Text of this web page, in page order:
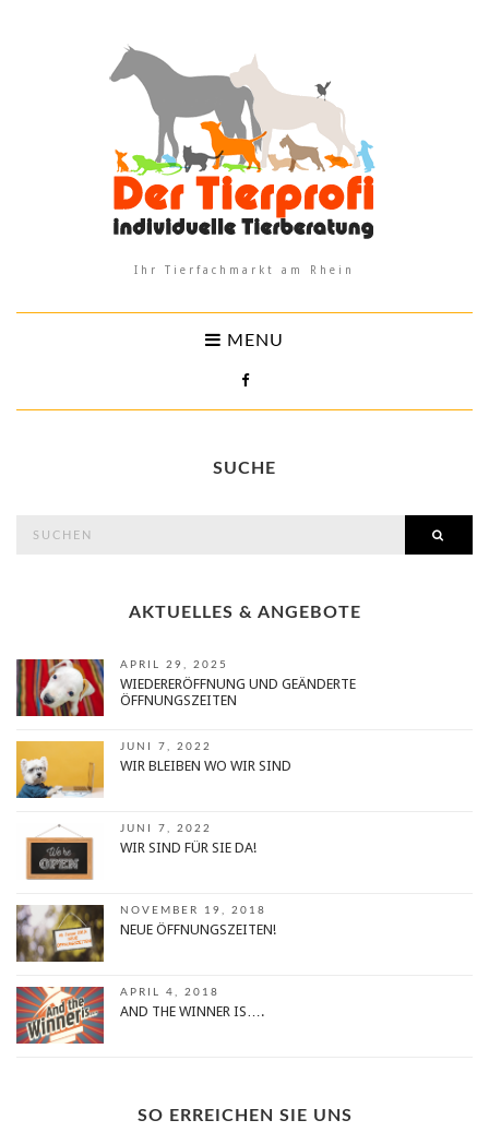
Ihr Tierfachmarkt am Rhein
MENU
SUCHE
AKTUELLES & ANGEBOTE
APRIL 29, 2025
WIEDERERÖFFNUNG UND GEÄNDERTE
ÖFFNUNGSZEITEN
JUNI 7, 2022
WIR BLEIBEN WO WIR SIND
JUNI 7, 2022
WIR SIND FÜR SIE DA!
NOVEMBER 19, 2018
NEUE ÖFFNUNGSZEITEN!
APRIL 4, 2018
AND THE WINNER IS….
SO ERREICHEN SIE UNS